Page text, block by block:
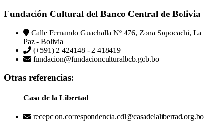
Fundación Cultural del Banco Central de Bolivia
Calle Fernando Guachalla Nº 476, Zona Sopocachi, La
Paz - Bolivia
(+591) 2 424148 - 2 418419
fundacion@fundacionculturalbcb.gob.bo
Otras referencias:
Casa de la Libertad
recepcion.correspondencia.cdl@casadelalibertad.org.bo